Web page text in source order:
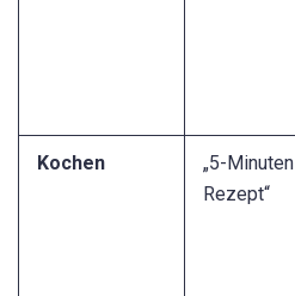
Kochen
„5-Minuten
Rezept“